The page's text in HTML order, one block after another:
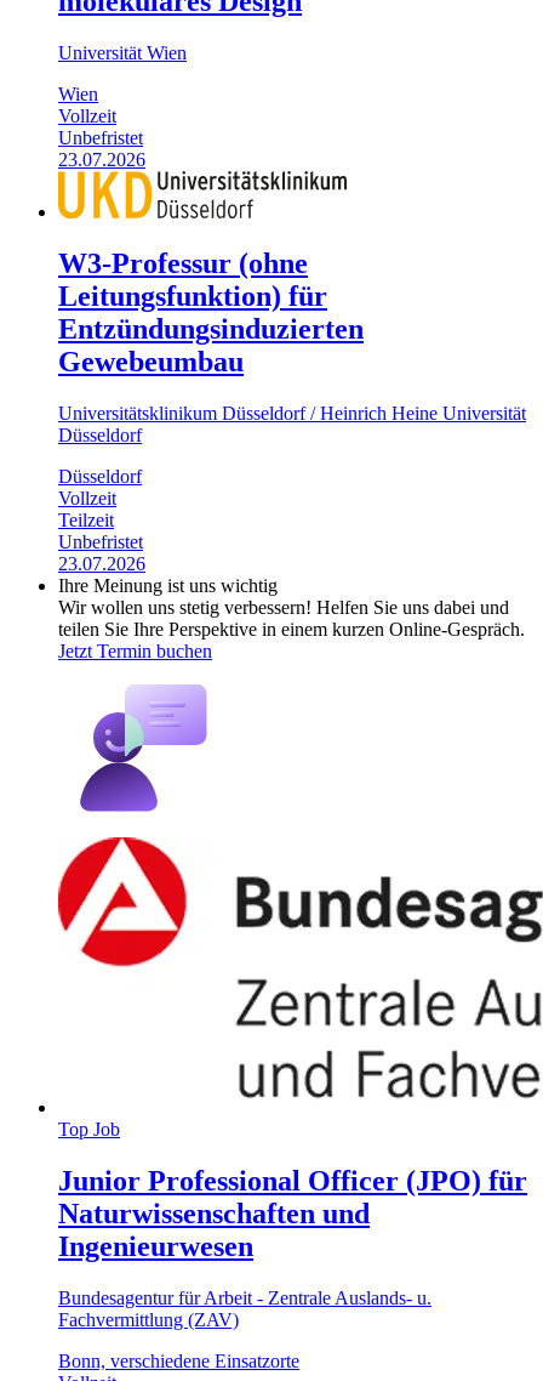
Universität Wien
Wien
Vollzeit
Unbefristet
23.07.2026
W3-Professur (ohne
Leitungsfunktion) für
Entzündungsinduzierten
Gewebeumbau
Universitätsklinikum Düsseldorf / Heinrich Heine Universität
Düsseldorf
Düsseldorf
Vollzeit
Teilzeit
Unbefristet
23.07.2026
Ihre Meinung ist uns wichtig
Wir wollen uns stetig verbessern! Helfen Sie uns dabei und
teilen Sie Ihre Perspektive in einem kurzen Online-Gespräch.
Jetzt Termin buchen
Top Job
Junior Professional Officer (JPO) für
Naturwissenschaften und
Ingenieurwesen
Bundesagentur für Arbeit - Zentrale Auslands- u.
Fachvermittlung (ZAV)
Bonn, verschiedene Einsatzorte